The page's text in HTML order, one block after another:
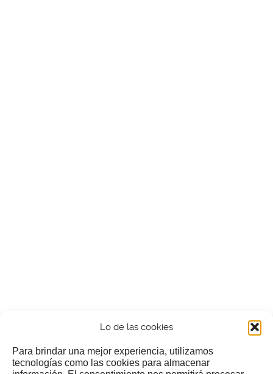
Lo de las cookies
Para brindar una mejor experiencia, utilizamos
tecnologías como las cookies para almacenar